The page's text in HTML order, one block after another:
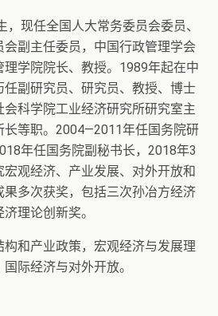
现任全国人大常务委员会委员、
副主任委员，中国行政管理学会
学院院长、教授。1989年起在中
任副研究员、研究员、教授、博士
科学院工业经济研究所研究室主
长等职。2004—2011年任国务院研
年任国务院副秘书长，2018年3
观经济、产业发展、对外开放和
多次获奖，包括三次孙冶方经济
理论创新奖。
和产业政策，宏观经济与发展理
际经济与对外开放。